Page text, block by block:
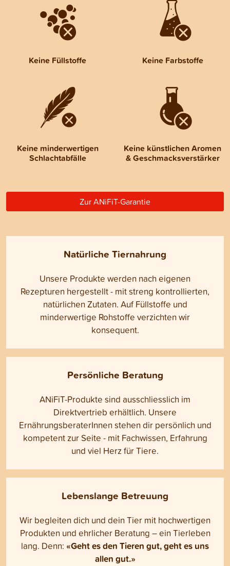
Keine Füllstoffe Keine Farbstoffe
Keine minderwertigen
Schlachtabfälle
Keine künstlichen Aromen
& Geschmacksverstärker
Zur ANiFiT-Garantie
Natürliche Tiernahrung
Unsere Produkte werden nach eigenen
Rezepturen hergestellt - mit streng kontrollierten,
natürlichen Zutaten. Auf Füllstoffe und
minderwertige Rohstoffe verzichten wir
konsequent.
Persönliche Beratung
ANiFiT-Produkte sind ausschliesslich im
Direktvertrieb erhältlich. Unsere
ErnährungsberaterInnen stehen dir persönlich und
kompetent zur Seite - mit Fachwissen, Erfahrung
und viel Herz für Tiere.
Lebenslange Betreuung
Wir begleiten dich und dein Tier mit hochwertigen
Produkten und ehrlicher Beratung – ein Tierleben
lang. Denn: «Geht es den Tieren gut, geht es uns
allen gut.»